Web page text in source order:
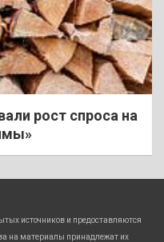
рост спроса на
источников и предоставляются
на материалы принадлежат их